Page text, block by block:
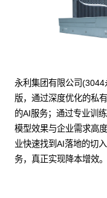
永利集团有限公司
版，通过深度优化的私
的AI服务；通过专业训
模型效果与企业需求高
业快速找到AI落地的切
务，真正实现降本增效。